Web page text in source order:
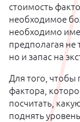
стоимость
необходимое
необходимо
предполагая
но и запас на
Для того,
фактора,
посчитать,
поднять